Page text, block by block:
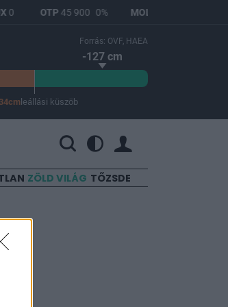
0 OTP45 900 0% MOL
Forrás: OVF, HAEA
-127 cm
leállási küszöb
ZÖLD VILÁG TŐZSDE